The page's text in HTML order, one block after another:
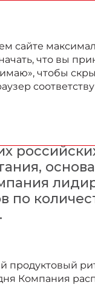
по
продуктовый
Компания
сайте
что вы
чтобы